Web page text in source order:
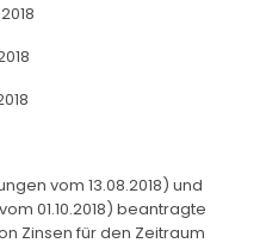
vom 13.08.2018) und
01.10.2018) beantragte
Zinsen für den Zeitraum